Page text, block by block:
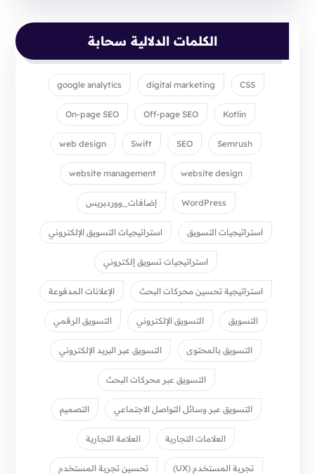
الكلمات الدلالية سحابة
CSS
digital marketing
google analytics
Kotlin
Off-page SEO
On-page SEO
Semrush
SEO
Swift
web design
website design
website management
WordPress إضافات_ووردبريس
استراتيجيات التسويق استراتيجيات التسويق الإلكتروني
استراتيجيات تسويق إلكتروني
استراتيجية تحسين محركات البحث الإعلانات المدفوعة
التسويق التسويق الإلكتروني التسويق الرقمي
التسويق بالمحتوى التسويق عبر البريد الإلكتروني
التسويق عبر محركات البحث
التسويق عبر وسائل التواصل الاجتماعي التصميم
العلامات التجارية العلامة التجارية
تجربة المستخدم (UX) تحسين تجربة المستخدم